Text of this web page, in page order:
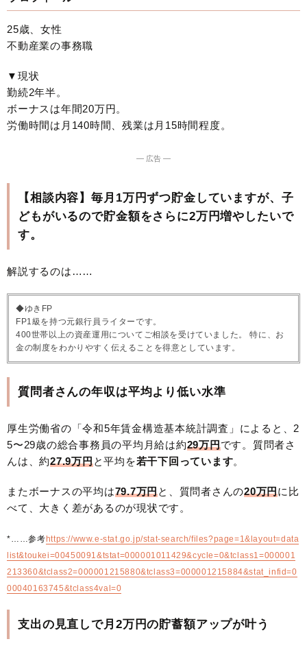
25歳、女性
不動産業の事務職
▼現状
勤続2年半。
ボーナスは年間20万円。
労働時間は月140時間、残業は月15時間程度。
― 広告 ―
【相談内容】毎月1万円ずつ貯金していますが、子
どもがいるので貯金額をさらに2万円増やしたいで
す。
解説するのは……
◆ゆきFP
FP1級を持つ元銀行員ライターです。
400世帯以上の資産運用についてご相談を受けていました。 特に、お
金の制度をわかりやすく伝えることを得意としています。
質問者さんの年収は平均より低い水準
厚生労働省の「令和5年賃金構造基本統計調査」によると、2
5〜29歳の総合事務員の平均月給は約29万円です。質問者さ
んは、約27.9万円と平均を若干下回っています。
またボーナスの平均は79.7万円と、質問者さんの20万円に比
べて、大きく差があるのが現状です。
*……参考https://www.e-stat.go.jp/stat-search/files?page=1&layout=data
list&toukei=00450091&tstat=000001011429&cycle=0&tclass1=000001
213360&tclass2=000001215880&tclass3=000001215884&stat_infid=0
00040163745&tclass4val=0
支出の見直しで月2万円の貯蓄額アップが叶う